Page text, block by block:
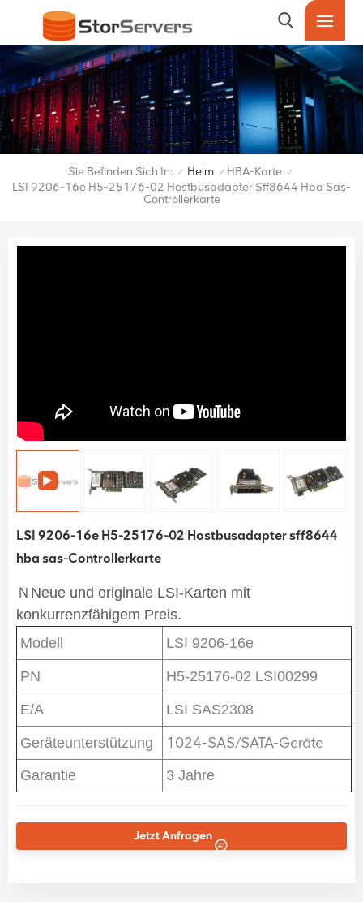
Sie Befinden Sich In: / Heim / HBA-Karte /
LSI 9206-16e H5-25176-02 Hostbusadapter Sff8644 Hba Sas-
Controllerkarte
LSI 9206-16e H5-25176-02 Hostbusadapter sff8644
hba sas-Controllerkarte
ＮNeue und originale LSI-Karten mit
konkurrenzfähigem Preis.
Modell
LSI 9206-16e
PN H5-25176-02 LSI00299
E/A LSI SAS2308
Geräteunterstützung 1024-SAS/SATA-Geräte
Garantie 3 Jahre
Jetzt Anfragen